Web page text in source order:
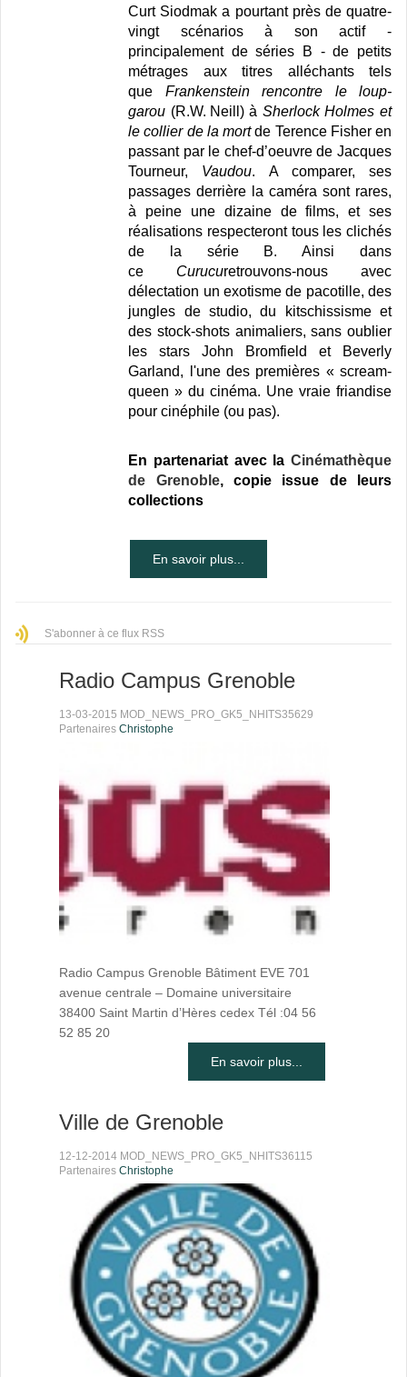
Curt Siodmak a pourtant près de quatre-
vingt scénarios à son actif -
principalement de séries B - de petits
métrages aux titres alléchants tels
que Frankenstein rencontre le loup-
garou (R.W. Neill) à Sherlock Holmes et
le collier de la mortde Terence Fisher en
passant par le chef-d’oeuvre de Jacques
Tourneur, Vaudou. A comparer, ses
passages derrière la caméra sont rares,
à peine une dizaine de films, et ses
réalisations respecteront tous les clichés
de la série B. Ainsi dans
ce Curucuretrouvons-nous avec
délectation un exotisme de pacotille, des
jungles de studio, du kitschissisme et
des stock-shots animaliers, sans oublier
les stars John Bromfield et Beverly
Garland, l'une des premières « scream-
queen » du cinéma. Une vraie friandise
pour cinéphile (ou pas).
En partenariat avec la Cinémathèque
de Grenoble, copie issue de leurs
collections
En savoir plus...
S'abonner à ce flux RSS
Radio Campus Grenoble
13-03-2015 MOD_NEWS_PRO_GK5_NHITS35629
Partenaires Christophe
Radio Campus Grenoble Bâtiment EVE 701
avenue centrale – Domaine universitaire
38400 Saint Martin d’Hères cedex Tél :04 56
52 85 20
En savoir plus...
Ville de Grenoble
12-12-2014 MOD_NEWS_PRO_GK5_NHITS36115
Partenaires Christophe